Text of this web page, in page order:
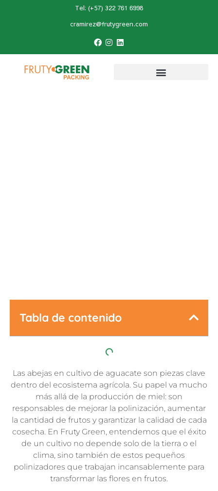
Tel: (+57) 322 761 6998
cramirez@frutygreen.com
Tabla de contenido
Las abejas en cultivo de aguacate son piezas clave
dentro del ecosistema agrícola. Su papel va mucho
más allá de la producción de miel: son
responsables de mejorar la polinización, aumentar
la cantidad de frutos y garantizar la calidad de cada
cosecha. En Fruty Green, entendemos que el éxito
de un cultivo no depende solo de la tierra o el
clima, sino también de estos pequeños
polinizadores que trabajan incansablemente para
transformar las flores en frutos.